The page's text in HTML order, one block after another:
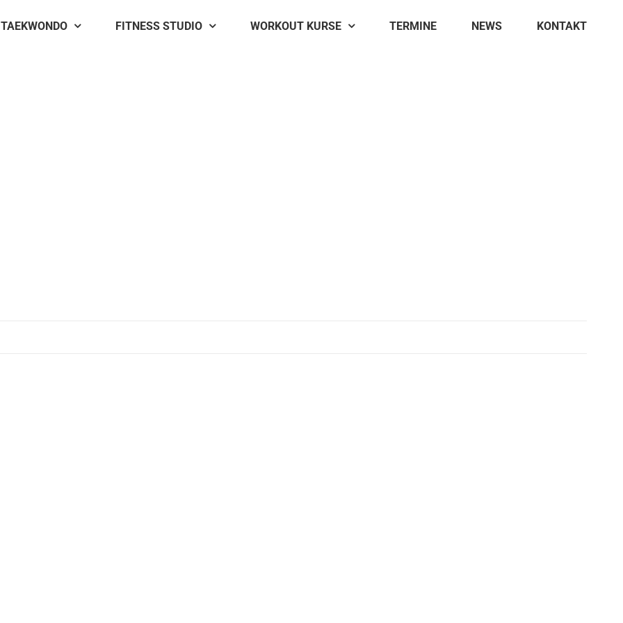
TAEKWONDO FITNESS STUDIO WORKOUT KURSE TERMINE NEWS KONTAKT